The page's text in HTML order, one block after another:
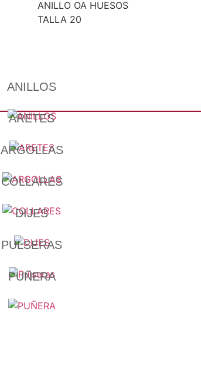
ANILLO OA HUESOS
TALLA 20
ANILLOS
ARETES
ARGOLLAS
COLLARES
DIJES
PULSERAS
PUÑERA